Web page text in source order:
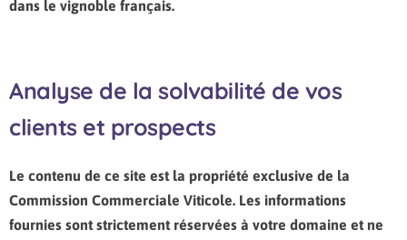
dans le vignoble français.
Analyse de la solvabilité de vos
clients et prospects
Le contenu de ce site est la propriété exclusive de la
Commission Commerciale Viticole. Les informations
fournies sont strictement réservées à votre domaine et ne